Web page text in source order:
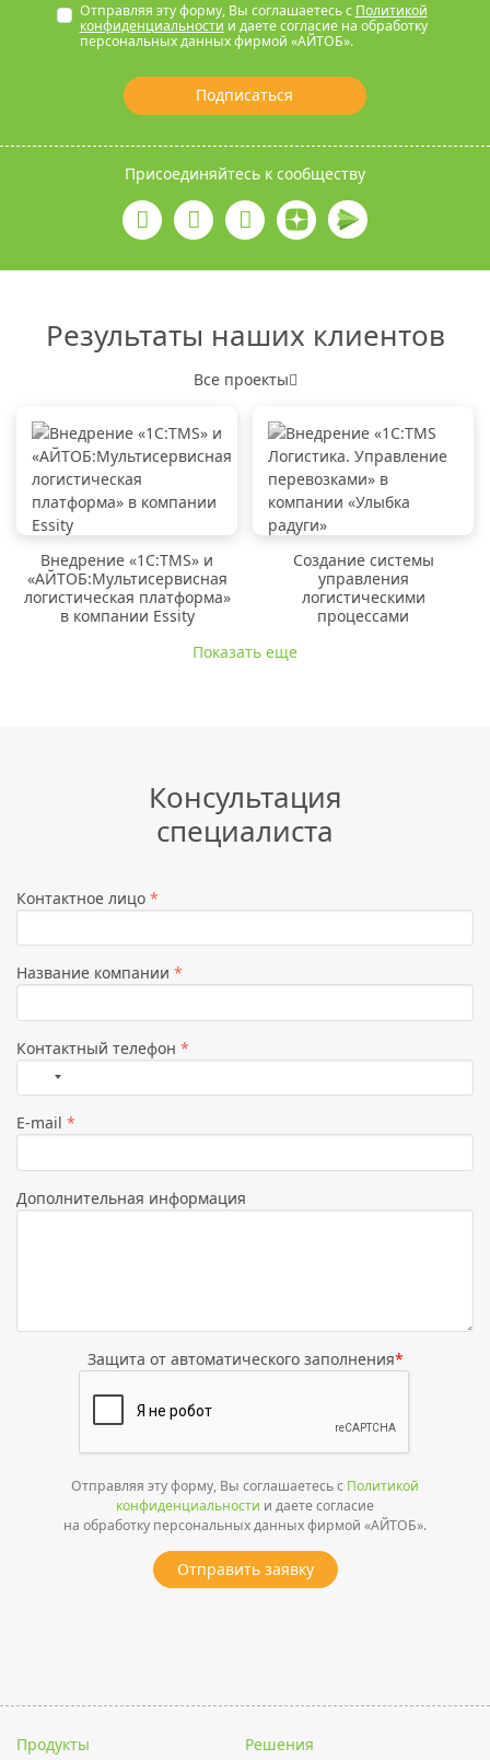
Отправляя эту форму, Вы соглашаетесь с Политикой
конфиденциальности и даете согласие на обработку
персональных данных фирмой «АЙТОБ».
Подписаться
Присоединяйтесь к сообществу
Результаты наших клиентов
Все проекты
Внедрение «1C:TMS» и
«АЙТОБ:Мультисервисная
логистическая платформа»
в компании Essity
Создание системы
управления
логистическими
процессами
Показать еще
Консультация
специалиста
Контактное лицо *
Название компании *
Контактный телефон *
Страна
не
выбрана
E-mail *
Дополнительная информация
Защита от автоматического заполнения*
Отправляя эту форму, Вы соглашаетесь с Политикой
конфиденциальности и даете согласие
на обработку персональных данных фирмой «АЙТОБ».
Отправить заявку
Продукты Решения